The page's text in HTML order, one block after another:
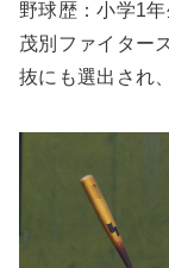
野球歴：小学1
茂別ファイター
抜にも選出され